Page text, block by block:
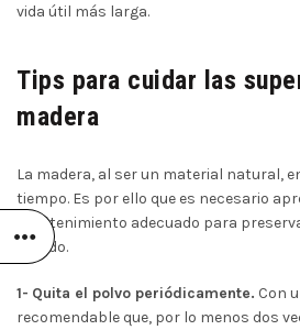
vida útil más larga.
Tips para cuidar las
madera
La madera, al ser un material natural,
tiempo. Es por ello que es necesario
mantenimiento adecuado para
estado.
1- Quita el polvo periódicamente. Con
recomendable que, por lo menos dos